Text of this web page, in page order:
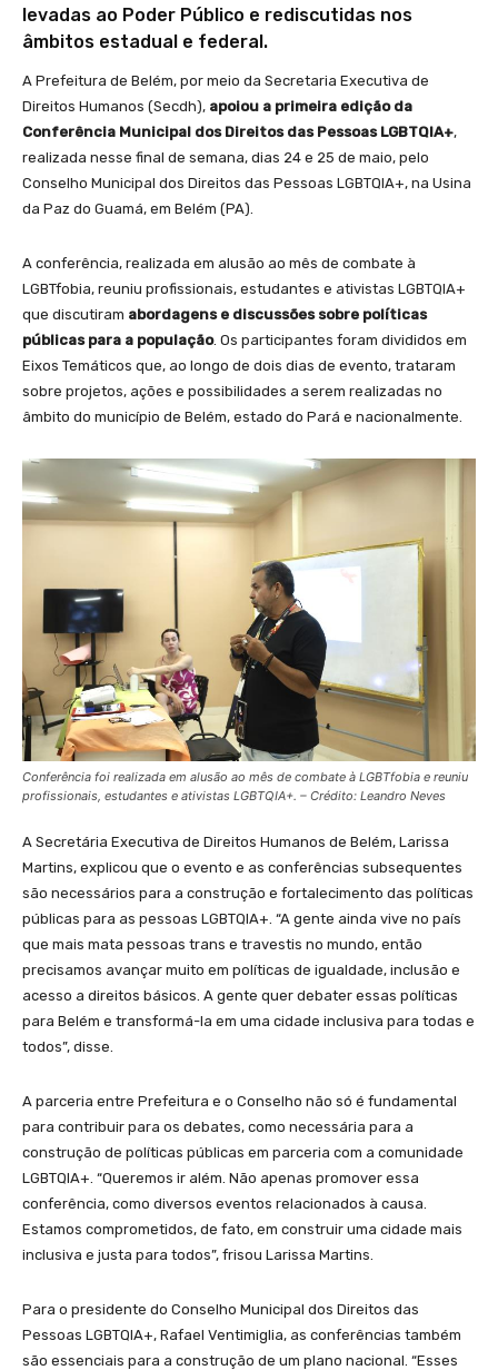
levadas ao Poder Público e rediscutidas nos
âmbitos estadual e federal.
A Prefeitura de Belém, por meio da Secretaria Executiva de
Direitos Humanos (Secdh), apoiou a primeira edição da
Conferência Municipal dos Direitos das Pessoas LGBTQIA+,
realizada nesse final de semana, dias 24 e 25 de maio, pelo
Conselho Municipal dos Direitos das Pessoas LGBTQIA+, na Usina
da Paz do Guamá, em Belém (PA).
A conferência, realizada em alusão ao mês de combate à
LGBTfobia, reuniu profissionais, estudantes e ativistas LGBTQIA+
que discutiram abordagens e discussões sobre políticas
públicas para a população. Os participantes foram divididos em
Eixos Temáticos que, ao longo de dois dias de evento, trataram
sobre projetos, ações e possibilidades a serem realizadas no
âmbito do município de Belém, estado do Pará e nacionalmente.
Conferência foi realizada em alusão ao mês de combate à LGBTfobia e reuniu
profissionais, estudantes e ativistas LGBTQIA+. – Crédito: Leandro Neves
A Secretária Executiva de Direitos Humanos de Belém, Larissa
Martins, explicou que o evento e as conferências subsequentes
são necessários para a construção e fortalecimento das políticas
públicas para as pessoas LGBTQIA+. “A gente ainda vive no país
que mais mata pessoas trans e travestis no mundo, então
precisamos avançar muito em políticas de igualdade, inclusão e
acesso a direitos básicos. A gente quer debater essas políticas
para Belém e transformá-la em uma cidade inclusiva para todas e
todos”, disse.
A parceria entre Prefeitura e o Conselho não só é fundamental
para contribuir para os debates, como necessária para a
construção de políticas públicas em parceria com a comunidade
LGBTQIA+. “Queremos ir além. Não apenas promover essa
conferência, como diversos eventos relacionados à causa.
Estamos comprometidos, de fato, em construir uma cidade mais
inclusiva e justa para todos”, frisou Larissa Martins.
Para o presidente do Conselho Municipal dos Direitos das
Pessoas LGBTQIA+, Rafael Ventimiglia, as conferências também
são essenciais para a construção de um plano nacional. “Esses